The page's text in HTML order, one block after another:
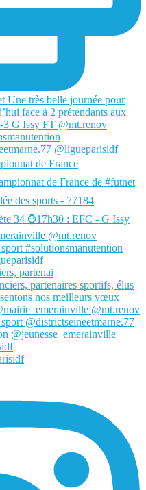
de France
partenai